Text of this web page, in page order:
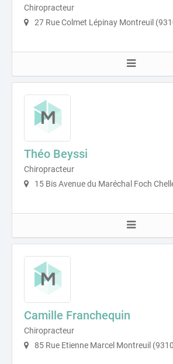
Chiropracteur
27 Rue Colmet Lépinay Montreuil
Théo Beyssi
Chiropracteur
15 Bis Avenue du Maréchal Foch
Camille Franchequin
Chiropracteur
85 Rue Etienne Marcel Montreuil